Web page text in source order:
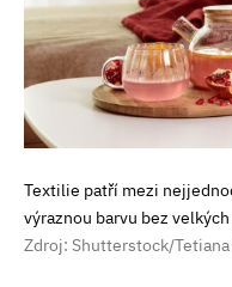
Textilie patří mezi
výraznou barvu bez
Zdroj: Shutterstock/Tetiana